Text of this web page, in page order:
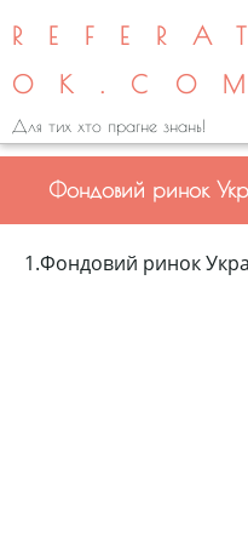
Для тих хто прагне знань!
Фондовий ринок
1.Фондовий ринок